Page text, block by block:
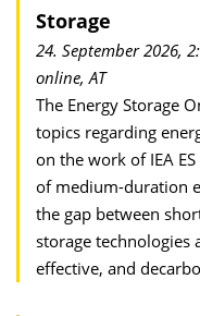
Storage
24. September 2026,
online, AT
The Energy Storage
topics regarding
on the work of IEA
of medium-duration
the gap between
storage technologies
effective, and